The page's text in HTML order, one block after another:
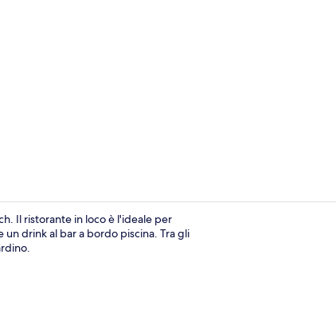
Il ristorante in loco è l'ideale per
drink al bar a bordo piscina. Tra gli